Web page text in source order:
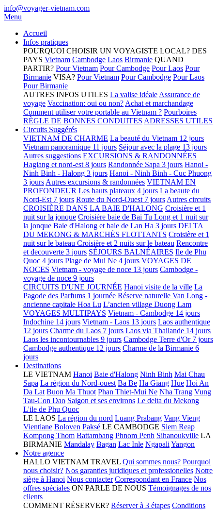
info@voyager-vietnam.com
Menu
Accueil
Infos pratiques
POURQUOI CHOISIR UN VOYAGISTE LOCAL? DES
PAYS Vietnam Cambodge Laos Birmanie QUAND
PARTIR? Pour Vietnam Pour Cambodge Pour Laos Pour
Birmanie VISA? Pour Vietnam Pour Cambodge Pour Laos
Pour Birmanie
AUTRES INFOS UTILES La valise idéale Assurance de
voyage Vaccination: oui ou non? Achat et marchandage
Comment utiliser votre portable au Vietnam ? Pourboires
RÈGLE DE BONNES CONDUITES ADRESSES UTILES
Circuits Suggérés
VIETNAM DE CHARME La beauté du Vietnam 12 jours
Vietnam panoramique 11 jours Séjour avec la plage 13 jours
Autres suggestions EXCURSIONS & RANDONNÉES
Hagiang et nord-est 8 jours Randonnée Sapa 3 jours Hanoi -
Ninh Binh - Halong 3 jours Hanoi - Ninh Binh - Cuc Phuong
3 jours Autres excursions & randonnées VIETNAM EN
PROFONDEUR Les hauts plateaux 4 jours La beaute du
Nord-Est 7 jours Route du Nord-Ouest 7 jours Autres circuits
CROISIÈRE DANS LA BAIE D'HALONG Croisière et 1
nuit sur la jonque Croisière baie de Bai Tu Long et 1 nuit sur
la jonque Baie d'Halong et baie de Lan Ha 3 jours DELTA
DU MEKONG & MARCHÉS FLOTTANTS Croisière et 1
nuit sur le bateau Croisière et 2 nuits sur le bateau Rencontre
et decouverte 3 jours SÉJOURS BALNÉAIRES Ile de Phu
Quoc 4 jours Plage de Mui Ne 4 jours VOYAGES DE
NOCES Vietnam - voyage de noce 13 jours Cambodge -
voyage de noce 9 jours
CIRCUITS D'UNE JOURNÉE Hanoi visite de la ville La
Pagode des Parfums 1 journée Réserve naturelle Van Long -
ancienne capitale Hoa Lu L’ancien village Duong Lam
VOYAGES MULTIPAYS Vietnam - Cambodge 14 jours
Indochine 14 jours Vietnam - Laos 13 jours Laos authentique
12 jours Charme du Laos 7 jours Laos via Thailande 14 jours
Laos les incontournables 9 jours Cambodge Terre d'Or 7 jours
Cambodge authentique 12 jours Charme de la Birmanie 6
jours
Destinations
LE VIETNAM Hanoi Baie d'Halong Ninh Binh Mai Chau
Sapa La région du Nord-ouest Ba Be Ha Giang Hue Hoi An
Da Lat Buon Ma Thuot Phan Thiet-Mui Ne Nha Trang Vung
Tau-Con Dao Saigon et ses environs Le delta du Mekong
L'ile de Phu Quoc
LE LAOS La région du nord Luang Prabang Vang Vieng
Vientiane Boloven Paksé LE CAMBODGE Siem Reap
Kompong Thom Battambang Phnom Penh Sihanoukville LA
BIRMANIE Mandalay Bagan Lac Inle Ngapali Yangon
Notre agence
HALLO VIETNAM TRAVEL Qui sommes nous? Pourquoi
nous choisir? Nos garanties juridiques et professionelles Notre
siège à Hanoi Nous contacter Correspondant en France Nos
offres spéciales ON PARLE DE NOUS Témoignages de nos
clients
COMMENT RÉSERVER? Réserver à 3 étapes Conditions